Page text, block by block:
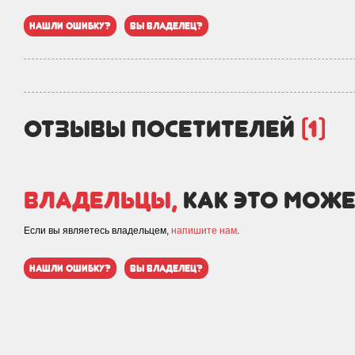
нашли ошибку? вы владелец?
отзывы посетителей (1)
Владельцы, как это
Если вы являетесь владельцем, напишите нам.
нашли ошибку? вы владелец?